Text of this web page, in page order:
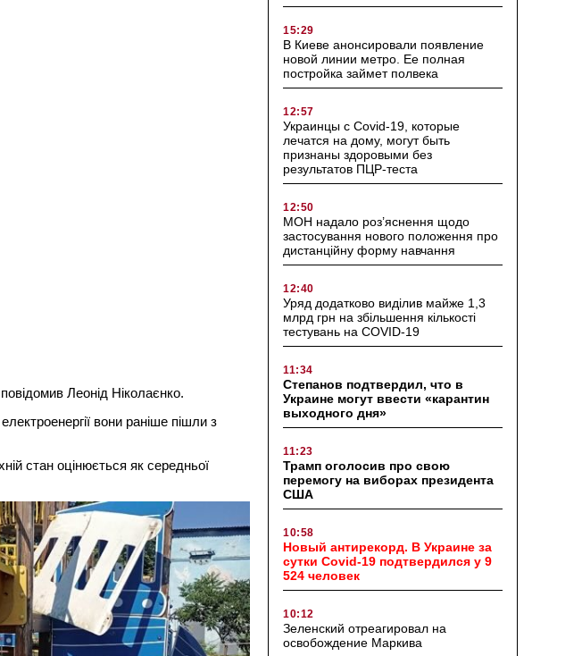
Леонід Ніколаєнко.
вони раніше пішли з
стан оцінюється як середньої
15:29
В Киеве анонсировали появление
новой линии метро. Ее полная
постройка займет полвека
12:57
Украинцы с Covid-19, которые
лечатся на дому, могут быть
признаны здоровыми без
результатов ПЦР-теста
12:50
МОН надало роз’яснення щодо
застосування нового положення про
дистанційну форму навчання
12:40
Уряд додатково виділив майже 1,3
млрд грн на збільшення кількості
тестувань на COVID-19
11:34
Степанов подтвердил, что в
Украине могут ввести «карантин
выходного дня»
11:23
Трамп оголосив про свою
перемогу на виборах президента
США
10:58
Новый антирекорд. В Украине за
сутки Covid-19 подтвердился у 9
524 человек
10:12
Зеленский отреагировал на
освобождение Маркива